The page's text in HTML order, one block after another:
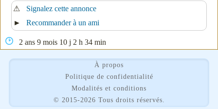
⚠
Signalez cette annonce
►
Recommander à un ami
2 ans 9 mois 10 j 2 h 34 min
À propos
Politique de confidentialité
Modalités et conditions
© 2015-2026 Tous droits réservés.